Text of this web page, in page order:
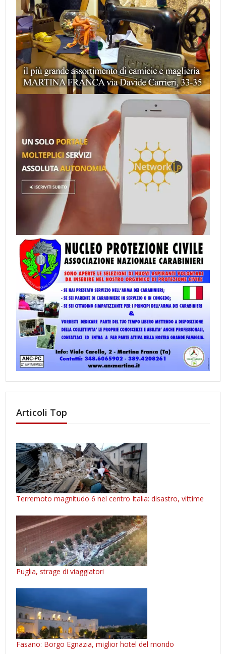
Articoli Top
Terremoto magnitudo 6 nel centro Italia: disastro, vittime
Puglia, strage di viaggiatori
Fasano: Borgo Egnazia, miglior hotel del mondo